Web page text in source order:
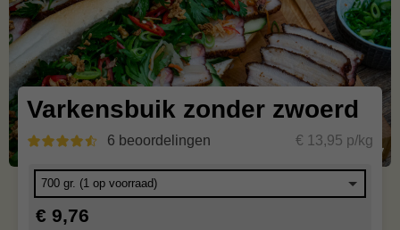
Varkensbuik zonder zwoerd
6 beoordelingen € 13,95 p/kg
€ 9,76